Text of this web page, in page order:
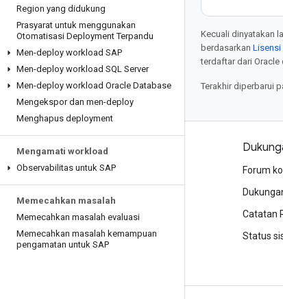
Region yang didukung
Prasyarat untuk menggunakan
Otomatisasi Deployment Terpandu
Men-deploy workload SAP
Men-deploy workload SQL Server
Men-deploy workload Oracle Database
Mengekspor dan men-deploy
Menghapus deployment
Mengamati workload
Observabilitas untuk SAP
Memecahkan masalah
Memecahkan masalah evaluasi
Memecahkan masalah kemampuan
pengamatan untuk SAP
Kecuali dinyatakan
berdasarkan Lisensi
terdaftar dari Oracle
Terakhir diperbarui
Produk dan harga
Lihat semua produk
Google Cloud Marketplace
Hubungi bagian penjualan
Forum
Catatan
Status